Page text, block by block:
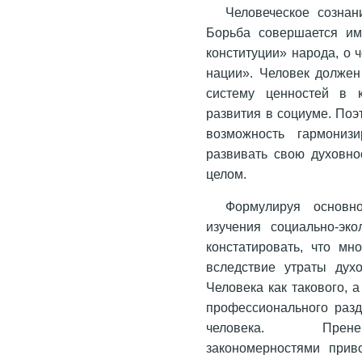
Человеческое
Борьба совершается
конституции» народа, о
нации». Человек
систему ценностей в
развития в социуме.
возможность
развивать свою
целом.
Формулируя
изучения социально-
констатировать, что
вследствие утраты
Человека как такового,
профессионального
человека.
закономерностями